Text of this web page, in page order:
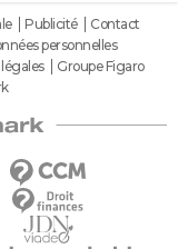
Publicité
Contact
personnelles
Groupe Figaro